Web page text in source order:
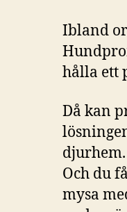
Ibland
hålla ett
Då kan
Och du
mysa